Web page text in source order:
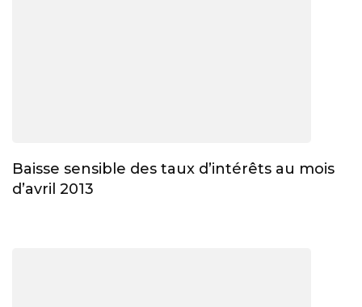
Baisse sensible des taux d’intérêts au mois
d’avril 2013